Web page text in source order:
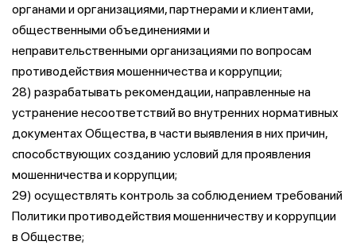
органами и организациями, партнерами и клиентами,
общественными объединениями и
неправительственными организациями по вопросам
противодействия мошенничества и коррупции;
28) разрабатывать рекомендации, направленные на
устранение несоответствий во внутренних нормативных
документах Общества, в части выявления в них причин,
способствующих созданию условий для проявления
мошенничества и коррупции;
29) осуществлять контроль за соблюдением требований
Политики противодействия мошенничеству и коррупции
в Обществе;